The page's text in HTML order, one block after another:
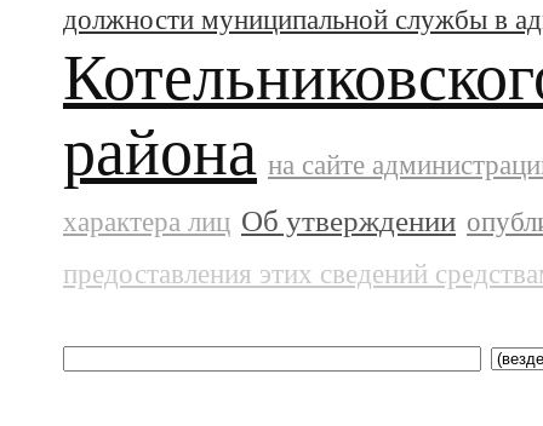
должности муниципальной службы в
района на сайте
характера лиц Об утверждении
предоставления этих сведений